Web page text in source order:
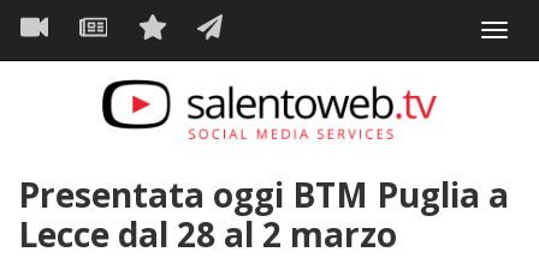
Salta
contenuto
Navigazione
principale
Presentata oggi BTM Puglia a
Lecce dal 28 al 2 marzo